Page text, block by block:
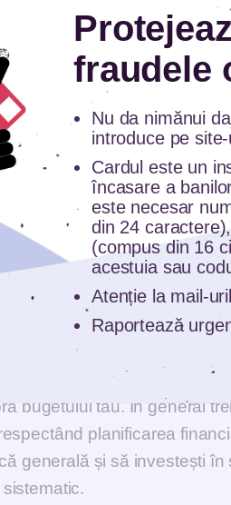
pentru alte obiective.
se fac pentru a câștiga
dar nu se adaugă la
acestora pentru tine sunt
produsul. Dacă nu ai
bani din buzunar pentru
ea și ai cheltuit suma
ta financiară.
ziar ori observă colegi
pierderi sau îți poate afecta
investești pe criterii de
bugetului tău. În general
planificarea
generală și să investești în
fraudele
Nu da nimănui
introduce pe
Cardul este un
încasare a
este necesar
din 24
(compus din 16
acestuia sau
Atenție la mail-
Raportează